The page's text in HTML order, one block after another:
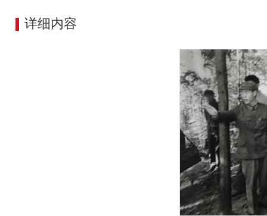
详细内容